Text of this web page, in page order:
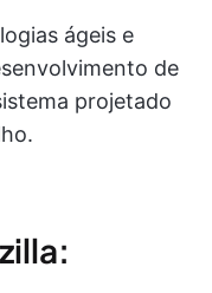
ágeis e
de
projetado